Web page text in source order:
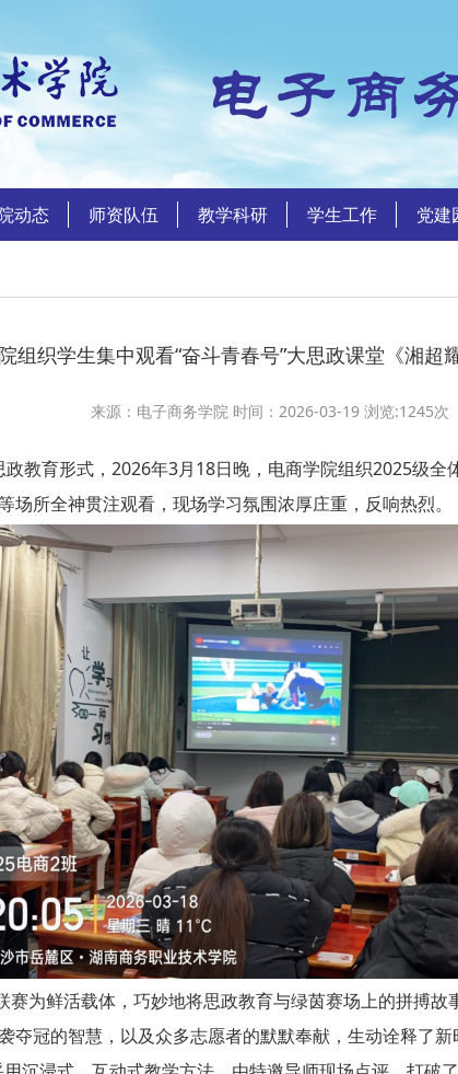
动态 师资队伍 教学科研 学生工作 党建
组织学生集中观看“奋斗青春号”大思政课堂《湘超
来源：电子商务学院 时间：2026-03-19 浏览:1245次
育形式，2026年3月18日晚，电商学院组织2025级全
场所全神贯注观看，现场学习氛围浓厚庄重，反响热烈。
为鲜活载体，巧妙地将思政教育与绿茵赛场上的拼搏故
冠的智慧，以及众多志愿者的默默奉献，生动诠释了